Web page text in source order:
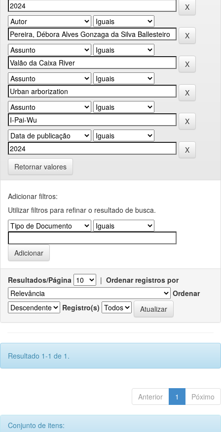
Retornar valores
Adicionar filtros:
Utilizar filtros para refinar o resultado de busca.
Resultados/Página | Ordenar registros por
Ordenar
Registro(s)
Resultado 1-1 de 1.
Anterior 1 Póximo
Conjunto de itens: